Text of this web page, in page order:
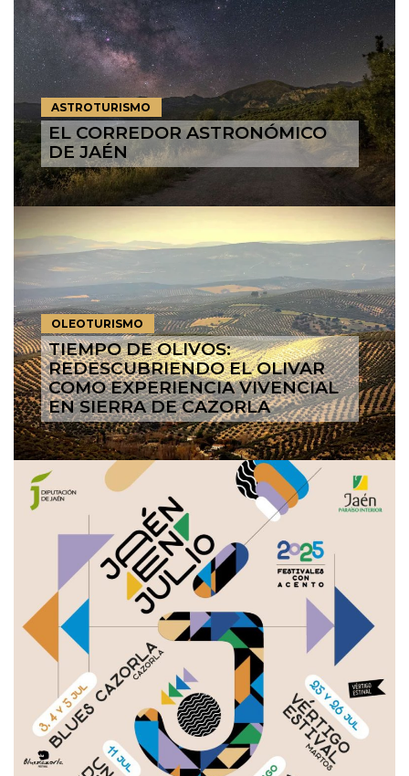
ASTROTURISMO
EL CORREDOR ASTRONÓMICO
DE JAÉN
OLEOTURISMO
TIEMPO DE OLIVOS:
REDESCUBRIENDO EL OLIVAR
COMO EXPERIENCIA VIVENCIAL
EN SIERRA DE CAZORLA